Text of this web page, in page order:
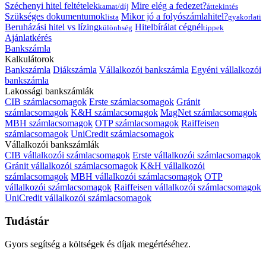
Széchenyi hitel feltételekkamat/díj Mire elég a fedezet?áttekintés
Szükséges dokumentumoklista Mikor jó a folyószámlahitel?gyakorlati
Beruházási hitel vs lízingkülönbség Hitelbírálat cégnéltippek
Ajánlatkérés
Bankszámla
Kalkulátorok
Bankszámla Diákszámla Vállalkozói bankszámla Egyéni vállalkozói
bankszámla
Lakossági bankszámlák
CIB számlacsomagok Erste számlacsomagok Gránit
számlacsomagok K&H számlacsomagok MagNet számlacsomagok
MBH számlacsomagok OTP számlacsomagok Raiffeisen
számlacsomagok UniCredit számlacsomagok
Vállalkozói bankszámlák
CIB vállalkozói számlacsomagok Erste vállalkozói számlacsomagok
Gránit vállalkozói számlacsomagok K&H vállalkozói
számlacsomagok MBH vállalkozói számlacsomagok OTP
vállalkozói számlacsomagok Raiffeisen vállalkozói számlacsomagok
UniCredit vállalkozói számlacsomagok
Tudástár
Gyors segítség a költségek és díjak megértéséhez.